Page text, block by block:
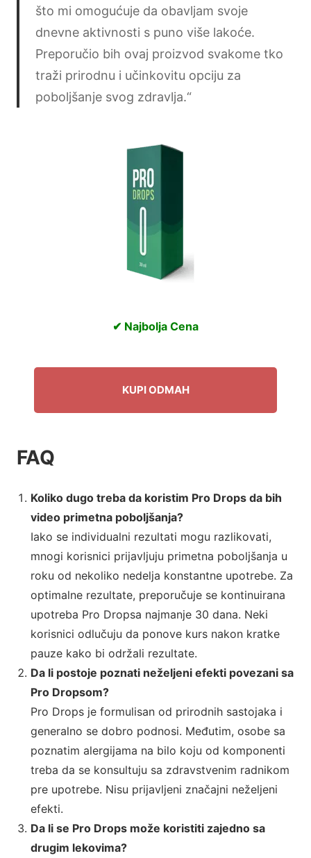
što mi omogućuje da obavljam svoje
dnevne aktivnosti s puno više lakoće.
Preporučio bih ovaj proizvod svakome tko
traži prirodnu i učinkovitu opciju za
poboljšanje svog zdravlja.“
✔ Najbolja Cena
KUPI ODMAH
FAQ
Koliko dugo treba da koristim Pro Drops da bih
video primetna poboljšanja?
Iako se individualni rezultati mogu razlikovati,
mnogi korisnici prijavljuju primetna poboljšanja u
roku od nekoliko nedelja konstantne upotrebe. Za
optimalne rezultate, preporučuje se kontinuirana
upotreba Pro Dropsa najmanje 30 dana. Neki
korisnici odlučuju da ponove kurs nakon kratke
pauze kako bi održali rezultate.
Da li postoje poznati neželjeni efekti povezani sa
Pro Dropsom?
Pro Drops je formulisan od prirodnih sastojaka i
generalno se dobro podnosi. Međutim, osobe sa
poznatim alergijama na bilo koju od komponenti
treba da se konsultuju sa zdravstvenim radnikom
pre upotrebe. Nisu prijavljeni značajni neželjeni
efekti.
Da li se Pro Drops može koristiti zajedno sa
drugim lekovima?